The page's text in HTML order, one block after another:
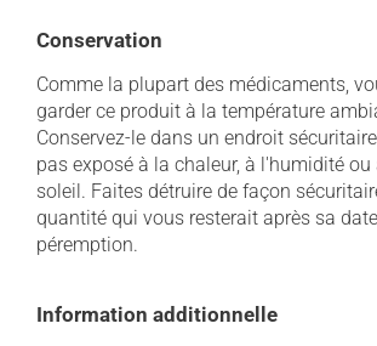
Conservation
Comme la plupart des médicaments,
garder ce produit à la température
Conservez-le dans un endroit
pas exposé à la chaleur, à l'humidité
soleil. Faites détruire de façon
quantité qui vous resterait après sa
péremption.
Information additionnelle